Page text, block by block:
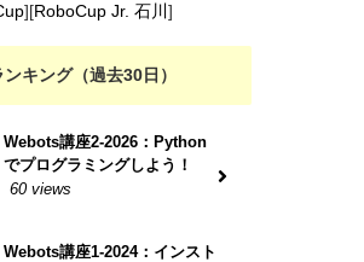
][RoboCup Jr. 石川 ]
キング（過去30日）
Webots講座2-2026：Python
でプログラミングしよう！
60 views
Webots講座1-2024：インスト